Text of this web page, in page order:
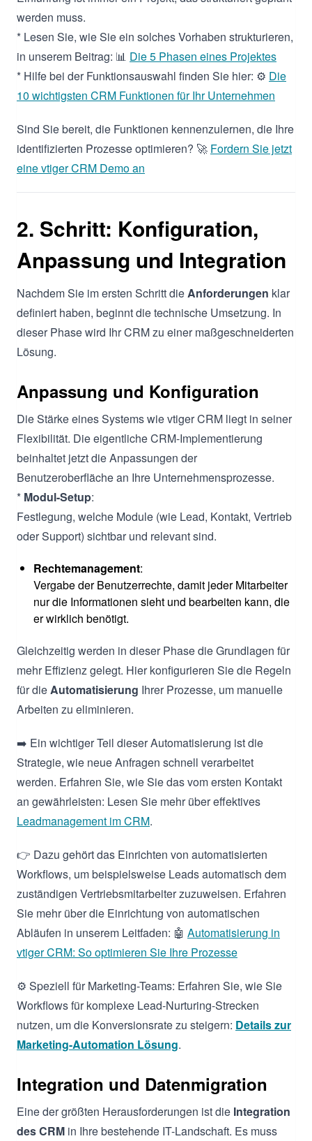
werden muss.
* Lesen Sie, wie Sie ein solches Vorhaben strukturieren,
in unserem Beitrag: 📊 Die 5 Phasen eines Projektes
* Hilfe bei der Funktionsauswahl finden Sie hier: ⚙️ Die
10 wichtigsten CRM Funktionen für Ihr Unternehmen
Sind Sie bereit, die Funktionen kennenzulernen, die Ihre
identifizierten Prozesse optimieren? 🚀 Fordern Sie jetzt
eine vtiger CRM Demo an
2. Schritt: Konfiguration,
Anpassung und Integration
Nachdem Sie im ersten Schritt dieAnforderungen klar
definiert haben, beginnt die technische Umsetzung. In
dieser Phase wird Ihr CRM zu einer maßgeschneiderten
Lösung.
Anpassung und Konfiguration
Die Stärke eines Systems wie vtiger CRM liegt in seiner
Flexibilität. Die eigentliche CRM-Implementierung
beinhaltet jetzt die Anpassungen der
Benutzeroberfläche an Ihre Unternehmensprozesse.
* Modul-Setup:
Festlegung, welche Module (wie Lead, Kontakt, Vertrieb
oder Support) sichtbar und relevant sind.
Rechtemanagement:
Vergabe der Benutzerrechte, damit jeder Mitarbeiter
nur die Informationen sieht und bearbeiten kann, die
er wirklich benötigt.
Gleichzeitig werden in dieser Phase die Grundlagen für
mehr Effizienz gelegt. Hier konfigurieren Sie die Regeln
für dieAutomatisierung Ihrer Prozesse, um manuelle
Arbeiten zu eliminieren.
➡️ Ein wichtiger Teil dieser Automatisierung ist die
Strategie, wie neue Anfragen schnell verarbeitet
werden. Erfahren Sie, wie Sie das vom ersten Kontakt
an gewährleisten: Lesen Sie mehr über effektives
Leadmanagement im CRM.
👉 Dazu gehört das Einrichten von automatisierten
Workflows, um beispielsweise Leads automatisch dem
zuständigen Vertriebsmitarbeiter zuzuweisen. Erfahren
Sie mehr über die Einrichtung von automatischen
Abläufen in unserem Leitfaden: 🤖 Automatisierung in
vtiger CRM: So optimieren Sie Ihre Prozesse
⚙️ Speziell für Marketing-Teams: Erfahren Sie, wie Sie
Workflows für komplexe Lead-Nurturing-Strecken
nutzen, um die Konversionsrate zu steigern: Details zur
Marketing-Automation Lösung.
Integration und Datenmigration
Eine der größten Herausforderungen ist die Integration
des CRM in Ihre bestehende IT-Landschaft. Es muss